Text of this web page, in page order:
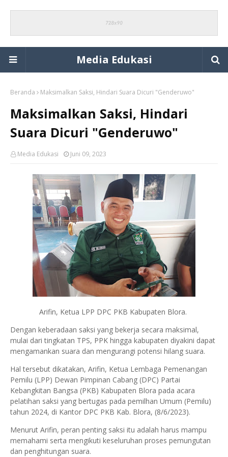
Media Edukasi
Beranda Maksimalkan Saksi, Hindari Suara Dicuri "Genderuwo"
Maksimalkan Saksi, Hindari
Suara Dicuri "Genderuwo"
Media Edukasi Juni 09, 2023
Arifin, Ketua LPP DPC PKB Kabupaten Blora.
Dengan keberadaan saksi yang bekerja secara maksimal,
mulai dari tingkatan TPS, PPK hingga kabupaten diyakini dapat
mengamankan suara dan mengurangi potensi hilang suara.
Hal tersebut dikatakan, Arifin, Ketua Lembaga Pemenangan
Pemilu (LPP) Dewan Pimpinan Cabang (DPC) Partai
Kebangkitan Bangsa (PKB) Kabupaten Blora pada acara
pelatihan saksi yang bertugas pada pemilhan Umum (Pemilu)
tahun 2024, di Kantor DPC PKB Kab. Blora, (8/6/2023).
Menurut Arifin, peran penting saksi itu adalah harus mampu
memahami serta mengikuti keseluruhan proses pemungutan
dan penghitungan suara.